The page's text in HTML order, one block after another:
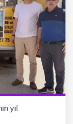
yıl